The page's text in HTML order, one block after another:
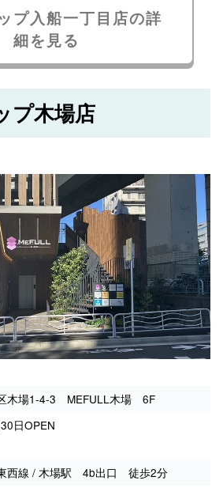
プ入船一丁目店の詳
細を見る
プ木場店
木場1-4-3 MEFULL木場 6F
日OPEN
西線 / 木場駅 4b出口 徒歩2分